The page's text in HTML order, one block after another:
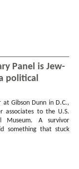
Panel is Jew-
political
Gibson Dunn in D.C.,
associates to the U.S.
Museum. A survivor
something that stuck